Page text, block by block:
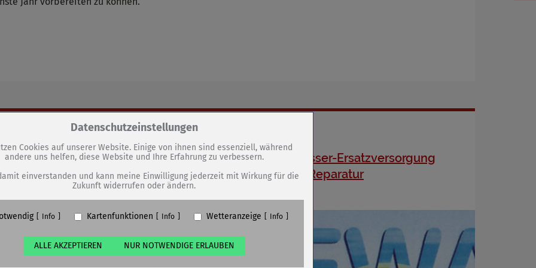
Sichtbarer Baufortschritt im
Sömmerdaer Freibad
Trinkwasser-Ersatzversorgung
wegen Reparatur
Zum Betrieb der Seite notwendige Cookies / Drittanbieter:
PHP Session Cookie
Eigentümer dieser Website (Wenko-Wenselaar GmbH & Co. KG)
Absicherung Kontaktformular / SPAM Schutz
PHPSESSID, fe_typo_user
undefined
Cookiespeicherung Entscheidungscookie
Datenschutzeinstellungen
Cookies auf unserer Website. Einige von ihnen sind essenziell, während
andere uns helfen, diese Website und Ihre Erfahrung zu verbessern.
einverstanden und kann meine Einwilligung jederzeit mit Wirkung für die
Zukunft widerrufen oder ändern.
Info Kartenfunktionen Info Wetteranzeige Info
ALLE AKZEPTIEREN NUR NOTWENDIGE ERLAUBEN